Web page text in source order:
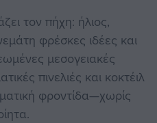
τον πήχη: ήλιος,
φρέσκες ιδέες και
μεσογειακές
πινελιές και κοκτέιλ
φροντίδα—χωρίς